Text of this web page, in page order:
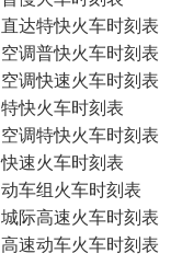
直达特快火车时刻表
空调普快火车时刻表
空调快速火车时刻表
特快火车时刻表
空调特快火车时刻表
快速火车时刻表
动车组火车时刻表
城际高速火车时刻表
高速动车火车时刻表